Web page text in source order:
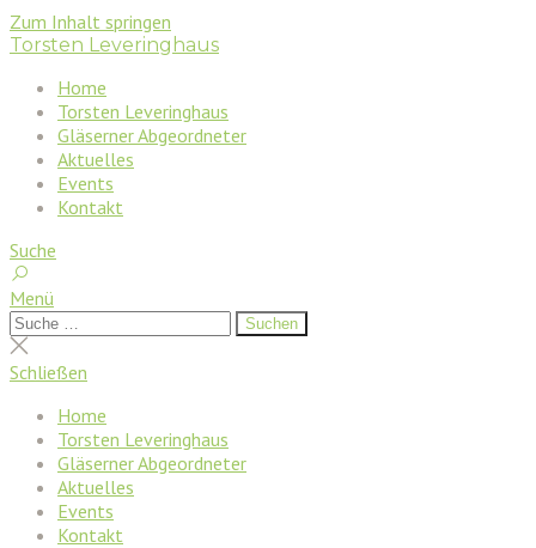
Zum Inhalt springen
Torsten Leveringhaus
Home
Torsten Leveringhaus
Gläserner Abgeordneter
Aktuelles
Events
Kontakt
Suche
Menü
Suchen
nach:
Suchen
Suche
schließen
Schließen
Home
Torsten Leveringhaus
Gläserner Abgeordneter
Aktuelles
Events
Kontakt